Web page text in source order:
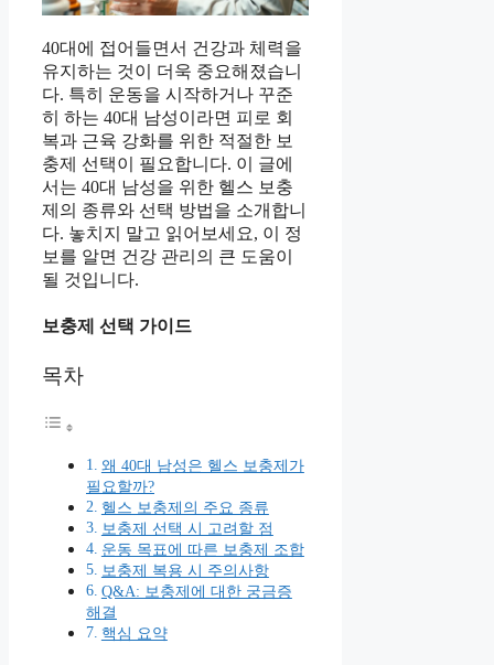
40대에 접어들면서 건강과 체력을
유지하는 것이 더욱 중요해졌습니
다. 특히 운동을 시작하거나 꾸준
히 하는 40대 남성이라면 피로 회
복과 근육 강화를 위한 적절한 보
충제 선택이 필요합니다. 이 글에
서는 40대 남성을 위한 헬스 보충
제의 종류와 선택 방법을 소개합니
다. 놓치지 말고 읽어보세요, 이 정
보를 알면 건강 관리의 큰 도움이
될 것입니다.
보충제 선택 가이드
목차
왜 40대 남성은 헬스 보충제가
필요할까?
헬스 보충제의 주요 종류
보충제 선택 시 고려할 점
운동 목표에 따른 보충제 조합
보충제 복용 시 주의사항
Q&A: 보충제에 대한 궁금증
해결
핵심 요약